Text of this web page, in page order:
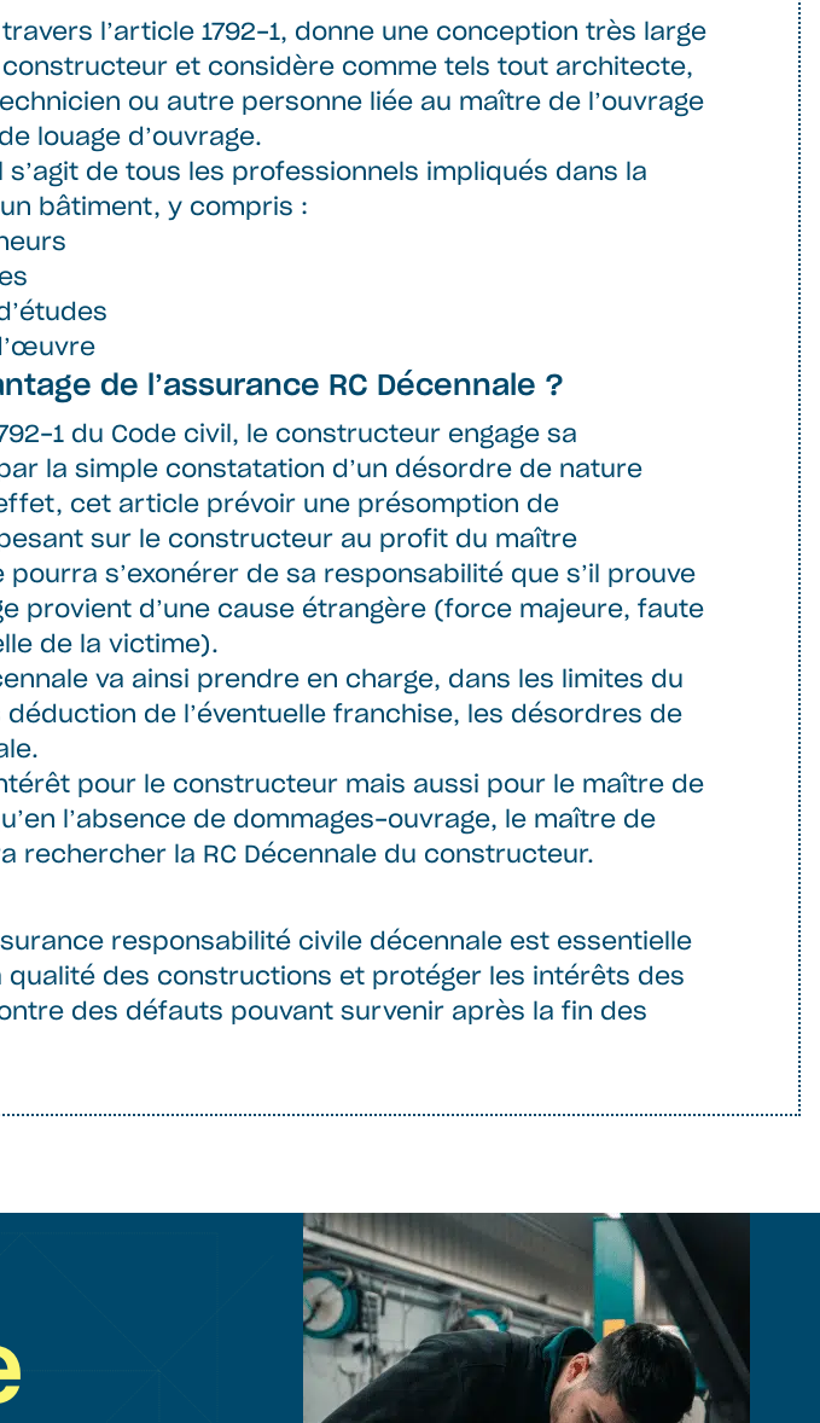
travers l’article 1792-1, donne une conception très large
et considère comme tels tout architecte,
ou autre personne liée au maître de l’ouvrage
louage d’ouvrage.
s’agit de tous les professionnels impliqués dans la
bâtiment, y compris :
de l’assurance RC Décennale ?
1 du Code civil, le constructeur engage sa
la simple constatation d’un désordre de nature
cet article prévoir une présomption de
sur le constructeur au profit du maître
pourra s’exonérer de sa responsabilité que s’il prouve
provient d’une cause étrangère (force majeure, faute
de la victime).
va ainsi prendre en charge, dans les limites du
de l’éventuelle franchise, les désordres de
pour le constructeur mais aussi pour le maître de
l’absence de dommages-ouvrage, le maître de
rechercher la RC Décennale du constructeur.
responsabilité civile décennale est essentielle
qualité des constructions et protéger les intérêts des
des défauts pouvant survenir après la fin des